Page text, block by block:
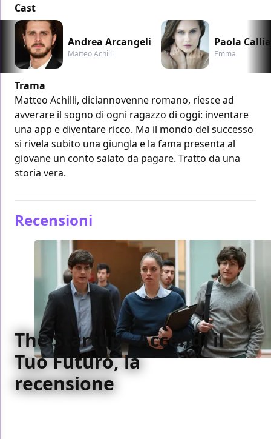
Cast
Andrea Arcangeli
Matteo Achilli
Paola
Emma
Trama
Matteo Achilli, diciannovenne romano, riesce ad
avverare il sogno di ogni ragazzo di oggi: inventare
una app e diventare ricco. Ma il mondo del successo
si rivela subito una giungla e la fama presenta al
giovane un conto salato da pagare. Tratto da una
storia vera.
Recensioni
The Startup - Accendi il
Tuo Futuro, la
recensione